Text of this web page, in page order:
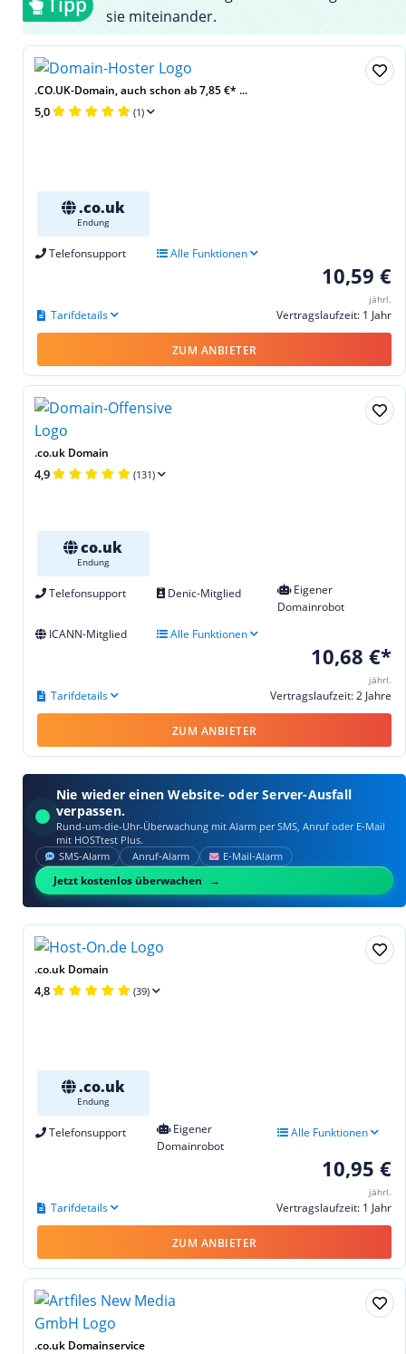
sie miteinander.
.CO.UK-Domain, auch schon ab 7,85 €* ...
5,0 (1)
.co.uk
Endung
Telefonsupport Alle Funktionen
10,59 €
jährl.
Vertragslaufzeit: 1 Jahr
Tarifdetails
ZUM ANBIETER
.co.uk Domain
4,9 (131)
co.uk
Endung
Telefonsupport Denic-Mitglied
Eigener
Domainrobot
ICANN-Mitglied
Alle Funktionen
10,68 €*
jährl.
Vertragslaufzeit: 2 Jahre
Tarifdetails
ZUM ANBIETER
Nie wieder einen Website- oder Server-Ausfall
verpassen.
Rund-um-die-Uhr-Überwachung mit Alarm per SMS, Anruf oder E‑Mail
mit HOSTtest Plus.
SMS‑Alarm Anruf‑Alarm E‑Mail‑Alarm
Jetzt kostenlos überwachen
.co.uk Domain
4,8 (39)
.co.uk
Endung
Telefonsupport
Eigener
Domainrobot
Alle Funktionen
10,95 €
jährl.
Vertragslaufzeit: 1 Jahr
Tarifdetails
ZUM ANBIETER
.co.uk Domainservice